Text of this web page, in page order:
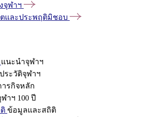
จุฬาฯ
ตและประพฤติมิชอบ
แนะนำจุฬาฯ
ประวัติจุฬาฯ
ารกิจหลัก
ฬาฯ 100 ปี
ข้อมูลและสถิติ